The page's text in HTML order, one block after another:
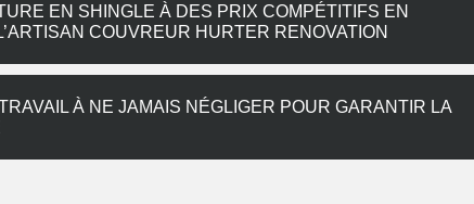
EN SHINGLE À DES PRIX COMPÉTITIFS EN
COUVREUR HURTER RENOVATION
À NE JAMAIS NÉGLIGER POUR GARANTIR LA